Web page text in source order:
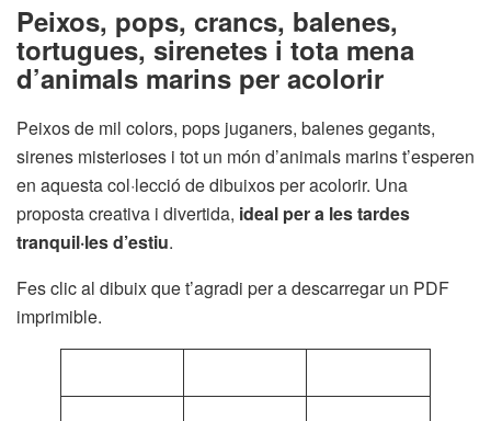
Peixos, pops, crancs, balenes,
tortugues, sirenetes i tota mena
d’animals marins per acolorir
Peixos de mil colors, pops juganers, balenes gegants,
sirenes misterioses i tot un món d’animals marins t’esperen
en aquesta col·lecció de dibuixos per acolorir. Una
proposta creativa i divertida, ideal per a les tardes
tranquil·les d’estiu.
Fes clic al dibuix que t’agradi per a descarregar un PDF
imprimible.